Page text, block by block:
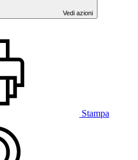
Vedi azioni
Stampa